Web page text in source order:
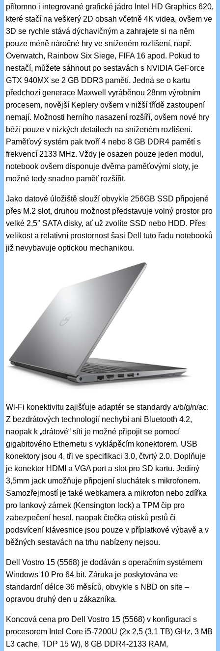
přítomno i integrované grafické jádro Intel HD Graphics 620,
které stačí na veškerý 2D obsah včetně 4K videa, ovšem ve
3D se rychle stává dýchavičným a zahrajete si na něm
pouze méně náročné hry ve sníženém rozlišení, např.
Overwatch, Rainbow Six Siege, FIFA 16 apod. Pokud to
nestačí, můžete sáhnout po sestavách s NVIDIA GeForce
GTX 940MX se 2 GB DDR3 pamětí. Jedná se o kartu
předchozí generace Maxwell vyráběnou 28nm výrobním
procesem, novější Keplery ovšem v nižší třídě zastoupení
nemají. Možnosti herního nasazení rozšíří, ovšem nové hry
běží pouze v nízkých detailech na sníženém rozlišení.
Paměťový systém pak tvoří 4 nebo 8 GB DDR4 pamětí s
frekvencí 2133 MHz. Vždy je osazen pouze jeden modul,
notebook ovšem disponuje dvěma paměťovými sloty, je
možné tedy snadno paměť rozšířit.
Jako datové úložiště slouží obvykle 256GB SSD připojené
přes M.2 slot, druhou možnost představuje volný prostor pro
velké 2,5'' SATA disky, ať už zvolíte SSD nebo HDD. Přes
velikost a relativní prostornost šasi Dell tuto řadu notebooků
již nevybavuje optickou mechanikou.
Wi-Fi konektivitu zajišťuje adaptér se standardy a/b/g/n/ac.
Z bezdrátových technologií nechybí ani Bluetooth 4.2,
naopak k „drátové“ síti je možné připojit se pomocí
gigabitového Ethernetu s vyklápěcím konektorem. USB
konektory jsou 4, tři ve specifikaci 3.0, čtvrtý 2.0. Doplňuje
je konektor HDMI a VGA port a slot pro SD kartu. Jediný
3,5mm jack umožňuje připojení sluchátek s mikrofonem.
Samozřejmostí je také webkamera a mikrofon nebo zdířka
pro lankový zámek (Kensington lock) a TPM čip pro
zabezpečení hesel, naopak čtečka otisků prstů či
podsvícení klávesnice jsou pouze v příplatkové výbavě a v
běžných sestavách na trhu nabízeny nejsou.
Dell Vostro 15 (5568) je dodáván s operačním systémem
Windows 10 Pro 64 bit. Záruka je poskytována ve
standardní délce 36 měsíců, obvykle s NBD on site –
opravou druhý den u zákazníka.
Koncová cena pro Dell Vostro 15 (5568) v konfiguraci s
procesorem Intel Core i5-7200U (2x 2,5 (3,1 TB) GHz, 3 MB
L3 cache, TDP 15 W), 8 GB DDR4-2133 RAM,